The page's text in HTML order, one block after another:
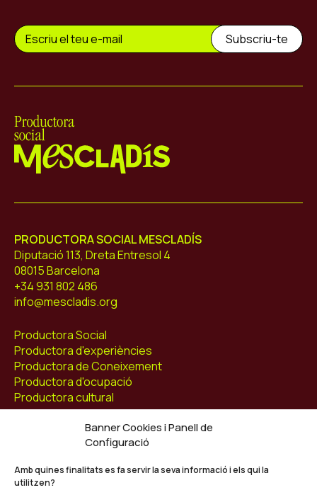
Banner Cookies i Panell de
Configuració
Amb quines finalitats es fa servir la seva informació i els qui la
utilitzen?
PRODUCTORA SOCIAL MESCLADÍS
Diputació 113, Dreta Entresol 4
08015 Barcelona
+34 931 802 486
info@mescladis.org
Productora Social
Productora d'experiències
Productora de Coneixement
Productora d'ocupació
Productora cultural